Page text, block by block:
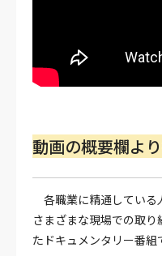
動画の概要欄よ
各職業に精通している
さまざまな現場での取
たドキュメンタリー番組